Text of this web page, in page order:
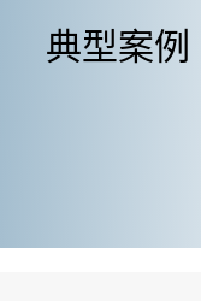
典型案例